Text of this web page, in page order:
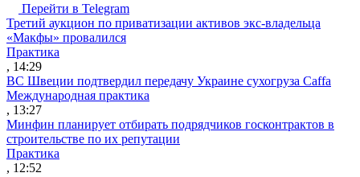
Перейти в Telegram
Третий аукцион по приватизации активов экс-владельца
«Макфы» провалился
Практика
, 14:29
ВС Швеции подтвердил передачу Украине сухогруза Caffa
Международная практика
, 13:27
Минфин планирует отбирать подрядчиков госконтрактов в
строительстве по их репутации
Практика
, 12:52